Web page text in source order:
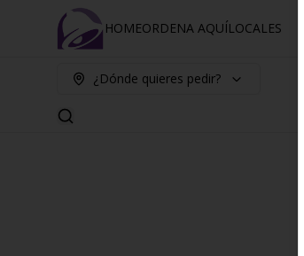
HOMEORDENA AQUÍLOCALES
¿Dónde quieres pedir?